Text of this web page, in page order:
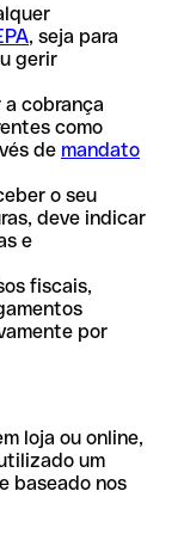
, seja para
gerir
cobrança
como
de mandato
o seu
deve indicar
e
fiscais,
por
loja ou online,
um
baseado nos